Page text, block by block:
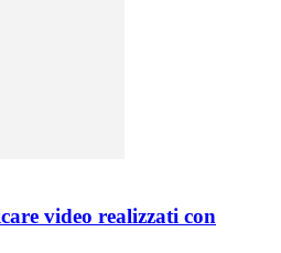
video realizzati con